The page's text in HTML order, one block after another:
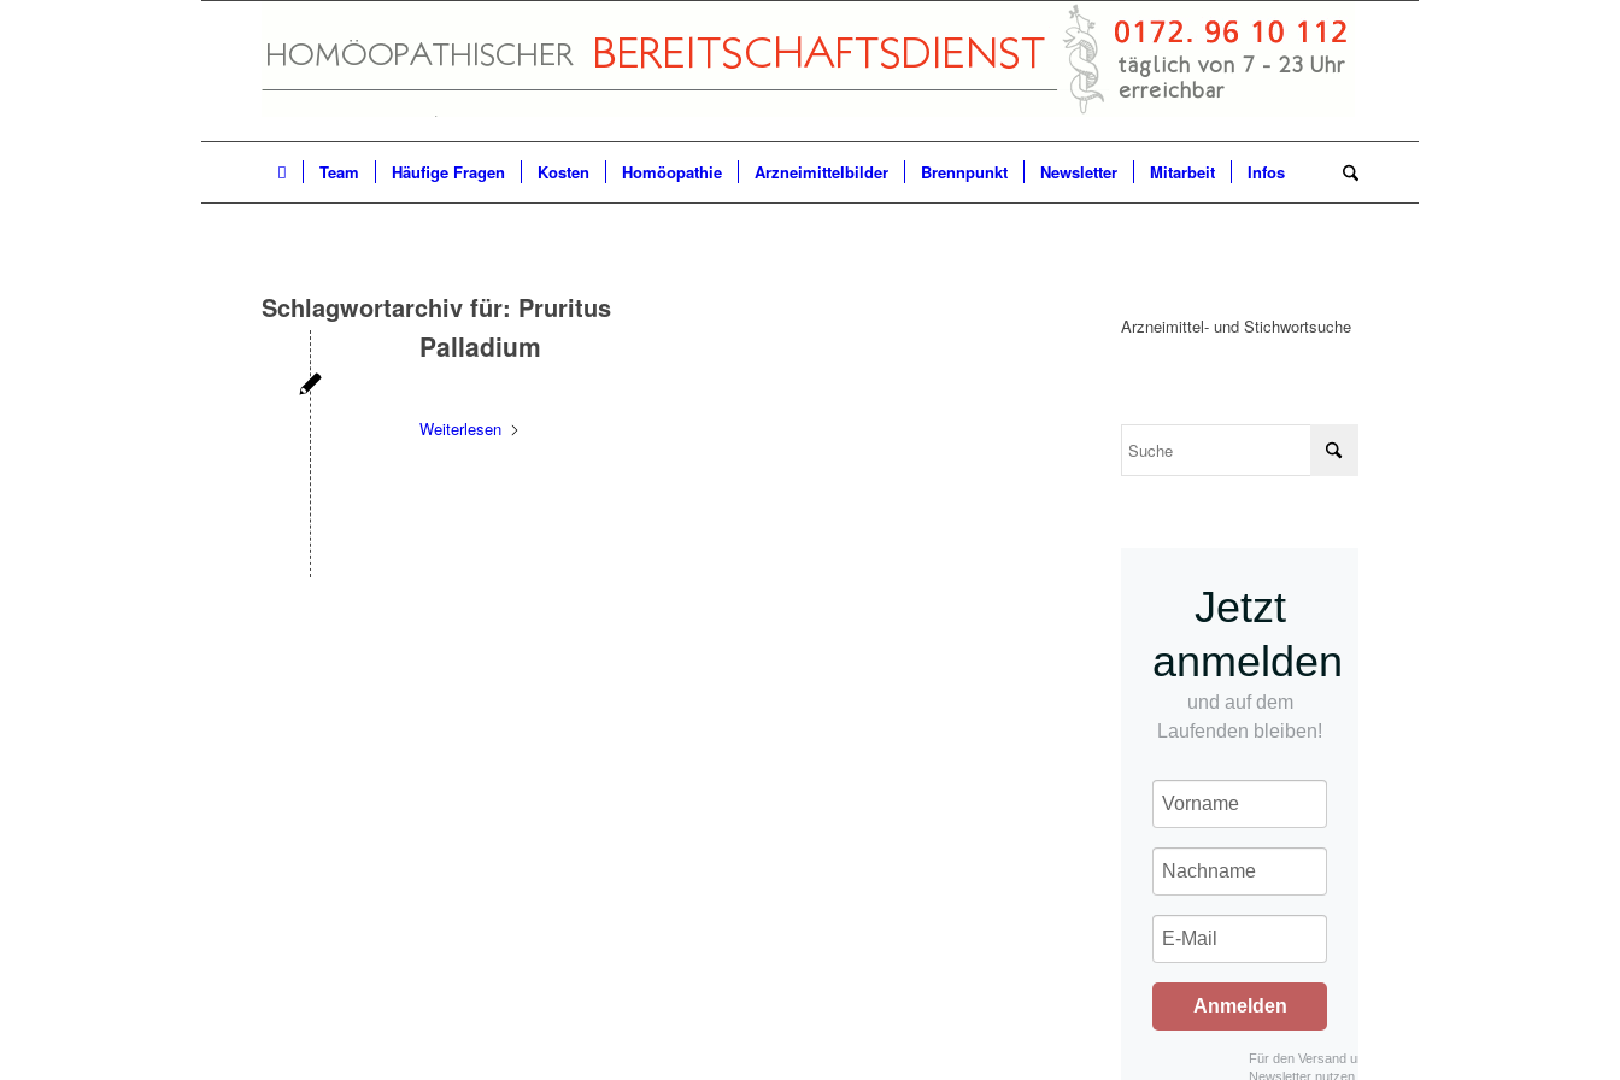
Team Häufige Fragen Kosten Homöopathie Arzneimittelbilder Brennpunkt Newsletter Mitarbeit Infos
Schlagwortarchiv für: Pruritus
Palladium
Weiterlesen
Arzneimittel- und Stichwortsuche
Jetzt
anmelden
und auf dem
Laufenden bleiben!
Anmelden
Für den Versand unserer
Newsletter nutzen wir